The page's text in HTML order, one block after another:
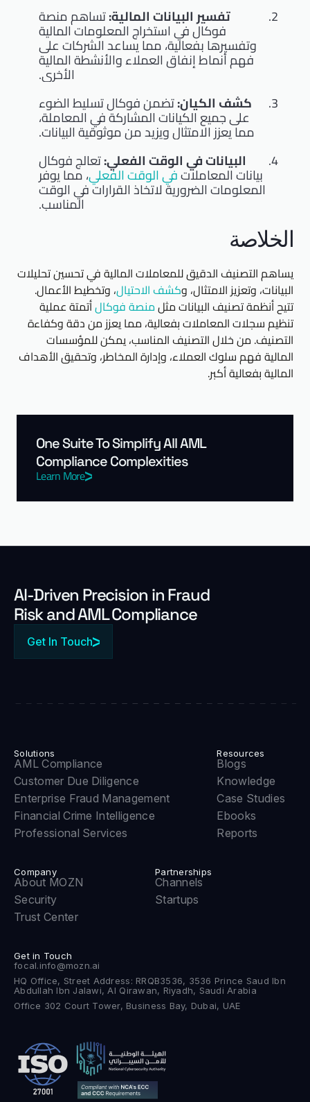
تفسير البيانات المالية:تساهم منصة
فوكال في استخراج المعلومات المالية
وتفسيرها بفعالية، مما يساعد الشركات على
فهم أنماط إنفاق العملاء والأنشطة المالية
الأخرى.
كشف الكيان:تضمن فوكال تسليط الضوء
على جميع الكيانات المشاركة في المعاملة،
مما يعزز الامتثال ويزيد من موثوقية البيانات.
البيانات في الوقت الفعلي:تعالج فوكال
بيانات المعاملاتفي الوقت الفعلي، مما يوفر
المعلومات الضرورية لاتخاذ القرارات في الوقت
المناسب.
الخلاصة
يساهم التصنيف الدقيق للمعاملات المالية في تحسين تحليلات
البيانات، وتعزيز الامتثال، وكشف الاحتيال، وتخطيط الأعمال.
تتيح أنظمة تصنيف البيانات مثلمنصة فوكالأتمتة عملية
تنظيم سجلات المعاملات بفعالية، مما يعزز من دقة وكفاءة
التصنيف. من خلال التصنيف المناسب، يمكن للمؤسسات
المالية فهم سلوك العملاء، وإدارة المخاطر، وتحقيق الأهداف
المالية بفعالية أكبر.
One Suite To Simplify All AML
Compliance Complexities
Learn More
Al-Driven Precision in Fraud
Risk and AML Compliance
Get In Touch
Solutions
AML Compliance
Customer Due Diligence
Enterprise Fraud Management
Financial Crime Intelligence
Professional Services
Resources
Blogs
Knowledge
Case Studies
Ebooks
Reports
Company
About MOZN
Security
Trust Center
Partnerships
Channels
Startups
Get in Touch
focal.info@mozn.ai
HQ Office, Street Address: RRQB3536, 3536 Prince Saud Ibn
Abdullah Ibn Jalawi, Al Qirawan, Riyadh, Saudi Arabia
Office 302 Court Tower, Business Bay, Dubai, UAE